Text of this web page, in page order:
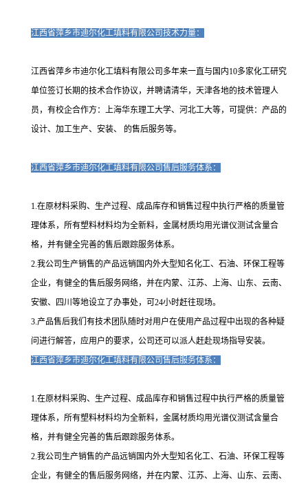
江西省萍乡市迪尔化工填料有限公司技术力量：
江西省萍乡市迪尔化工填料有限公司多年来一直与国内10多家化工研究
单位签订长期的技术合作协议，并聘请清华，天津各地的技术管理人
员，有校企合作方：上海华东理工大学、河北工大等，可提供：产品的
设计、加工生产、安装、 的售后服务等。
江西省萍乡市迪尔化工填料有限公司售后服务体系：
1.在原材料采购、生产过程、成品库存和销售过程中执行严格的质量管
理体系，所有塑料材料均为全新料，金属材质均用光谱仪测试含量合
格，并有健全完善的售后跟踪服务体系。
2.我公司生产销售的产品远销国内外大型知名化工、石油、环保工程等
企业，有健全的售后服务网络，并在内蒙、江苏、上海、山东、云南、
安徽、四川等地设立了办事处，可24小时赶往现场。
3.产品售后我们有技术团队随时对用户在使用产品过程中出现的各种疑
问进行解答，应用户的要求，公司还可以派人赶赴现场指导安装。
江西省萍乡市迪尔化工填料有限公司售后服务体系：
1.在原材料采购、生产过程、成品库存和销售过程中执行严格的质量管
理体系，所有塑料材料均为全新料，金属材质均用光谱仪测试含量合
格，并有健全完善的售后跟踪服务体系。
2.我公司生产销售的产品远销国内外大型知名化工、石油、环保工程等
企业，有健全的售后服务网络，并在内蒙、江苏、上海、山东、云南、